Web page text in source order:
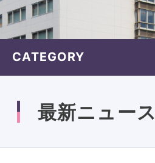
CATEGORY
最新ニュース